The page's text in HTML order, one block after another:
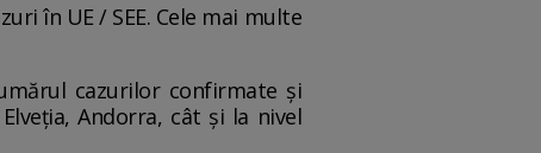
în UE / SEE. Cele mai multe
cazurilor confirmate și
Andorra, cât și la nivel